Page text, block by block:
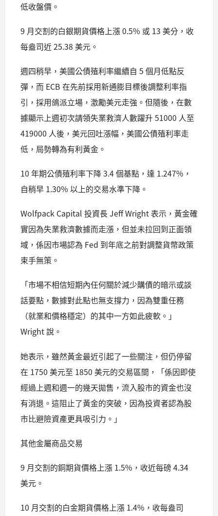
低收盤價。
9 月交割的白銀期貨價格上漲 0.5% 或 13 美分，收
每盎司近 25.38 美元。
週四稍早，美國公債殖利率繼續自 5 個月低點反
彈，而 ECB 在先前採用新通膨目標後調整利率指
引，採用鴿派立場，激勵美元走強。但隨後，在數
據顯示上週初次請領失業救濟人數躍升 51000 人至
419000 人後，美元回吐漲幅，美國公債殖利率走
低，局勢轉為有利黃金。
10 年期公債殖利率下降 3.4 個基點，達 1.247%，
自稍早 1.30% 以上的交易水準下降。
Wolfpack Capital 投資長 Jeff Wright 表示，黃金確
實因為失業救濟數據而走漲，但並未拉回到正面領
域，係因市場認為 Fed 到年底之前對調整貨幣政策
束手無策。
「市場不相信短期內任何關於減少購債的暗示或談
話要點，數據對此點也無支撐力，因為雙重任務
（就業和價格穩定）的其中一方如此疲軟。」
Wright 說。
她表示，雖然黃金最近引起了一些關注，但仍停留
在 1750 美元至 1850 美元的交易區間，「係因即使
經過上週和週一的幾天拋售，流入股市的資金也沒
有消退。這阻止了黃金的突破，因為投資者認為股
市比避險資產更具吸引力。」
其他金屬商品交易
9 月交割的銅期貨價格上漲 1.5%，收近每磅 4.34
美元。
10 月交割的白金期貨價格上漲 1.4%，收每盎司